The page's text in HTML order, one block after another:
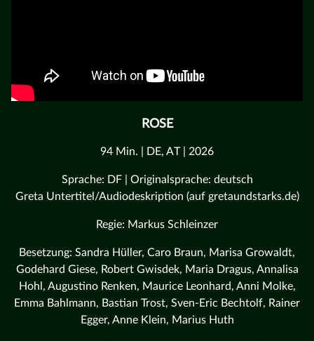
ROSE
94 Min. | DE, AT | 2026
Sprache: DF | Originalsprache: deutsch
Greta Untertitel/Audiodeskription (auf gretaundstarks.de)
Regie: Markus Schleinzer
Besetzung: Sandra Hüller, Caro Braun, Marisa Growaldt,
Godehard Giese, Robert Gwisdek, Maria Dragus, Annalisa
Hohl, Augustino Renken, Maurice Leonhard, Anni Molke,
Emma Bahlmann, Bastian Trost, Sven-Eric Bechtolf, Rainer
Egger, Anne Klein, Marius Huth